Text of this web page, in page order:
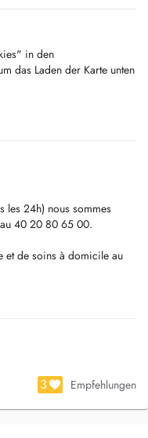
in den
das Laden der Karte unten
les 24h) nous sommes
40 20 80 65 00.
et de soins à domicile au
24h au 40 20 80 65 00
Pflegedienste in
40 20 80 65 00
Woche
3 Empfehlungen